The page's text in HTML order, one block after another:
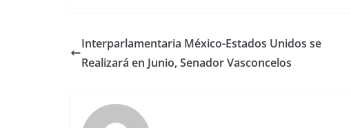
Interparlamentaria México-Estados Unidos se
Realizará en Junio, Senador Vasconcelos